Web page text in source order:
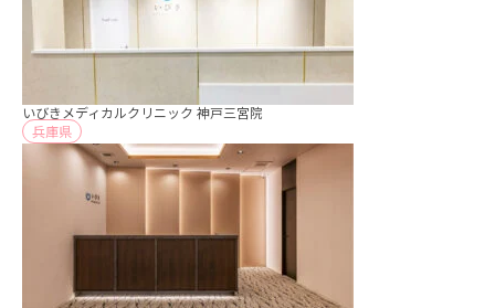
いびきメディカルクリニック 神戸三宮院
兵庫県